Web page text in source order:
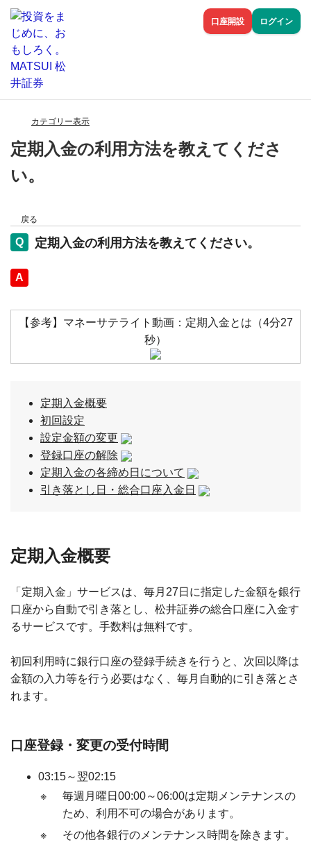
口座開設 ログイン
カテゴリー表示
定期入金の利用方法を教えてくださ
い。
戻る
定期入金の利用方法を教えてください。
回答
【参考】マネーサテライト動画：定期入金とは（4分27
秒）
定期入金概要
初回設定
設定金額の変更
登録口座の解除
定期入金の各締め日について
引き落とし日・総合口座入金日
定期入金概要
「定期入金」サービスは、毎月27日に指定した金額を銀行
口座から自動で引き落とし、松井証券の総合口座に入金す
るサービスです。手数料は無料です。
初回利用時に銀行口座の登録手続きを行うと、次回以降は
金額の入力等を行う必要はなく、毎月自動的に引き落とさ
れます。
口座登録・変更の受付時間
03:15～翌02:15
※
毎週月曜日00:00～06:00は定期メンテナンスの
ため、利用不可の場合があります。
※
その他各銀行のメンテナンス時間を除きます。